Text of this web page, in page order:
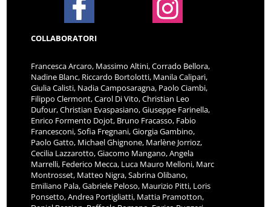
COLLABORATORI
Francesca Arcaro, Massimo Altini, Corrado Bellora,
Nadine Blanc, Riccardo Bortolotti, Manila Calipari,
Giulia Calisti, Nadia Camposaragna, Paolo Ciambi,
Filippo Clermont, Carol Di Vito, Christian Leo
Dufour, Christian Evaspasiano, Giuseppe Farinella,
Enrico Formento Dojot, Bruno Fracasso, Fabio
Francesconi, Sofia Fregnani, Giorgia Gambino,
Paolo Gatto, Michael Ghignone, Marlène Jorrioz,
Cecilia Lazzarotto, Giacomo Mangano, Angela
Marrelli, Federico Mecca, Luca Mauro Melloni, Marc
Montrosset, Matteo Nigra, Sabrina Olibano,
Emiliano Pala, Gabriele Peloso, Maurizio Pitti, Loris
Ponsetto, Andrea Portigliatti, Mattia Pramotton,